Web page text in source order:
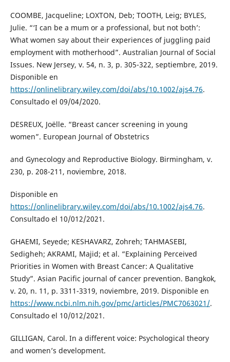
COOMBE, Jacqueline; LOXTON, Deb; TOOTH, Leig; BYLES,
Julie. “‘I can be a mum or a professional, but not both’:
What women say about their experiences of juggling paid
employment with motherhood”. Australian Journal of Social
Issues. New Jersey, v. 54, n. 3, p. 305-322, septiembre, 2019.
Disponible en
https://onlinelibrary.wiley.com/doi/abs/10.1002/ajs4.76.
Consultado el 09/04/2020.
DESREUX, Joëlle. “Breast cancer screening in young
women”. European Journal of Obstetrics
and Gynecology and Reproductive Biology. Birmingham, v.
230, p. 208-211, noviembre, 2018.
Disponible en
https://onlinelibrary.wiley.com/doi/abs/10.1002/ajs4.76.
Consultado el 10/012/2021.
GHAEMI, Seyede; KESHAVARZ, Zohreh; TAHMASEBI,
Sedigheh; AKRAMI, Majid; et al. “Explaining Perceived
Priorities in Women with Breast Cancer: A Qualitative
Study”. Asian Pacific journal of cancer prevention. Bangkok,
v. 20, n. 11, p. 3311-3319, noviembre, 2019. Disponible en
https://www.ncbi.nlm.nih.gov/pmc/articles/PMC7063021/.
Consultado el 10/012/2021.
GILLIGAN, Carol. In a different voice: Psychological theory
and women’s development.